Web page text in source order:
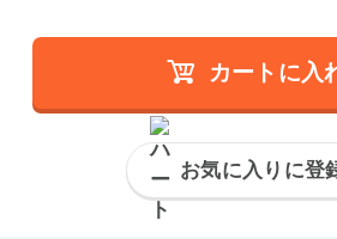
カートに入
お気に入りに登